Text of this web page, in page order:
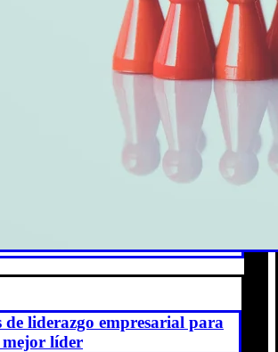
de liderazgo empresarial para
mejor líder